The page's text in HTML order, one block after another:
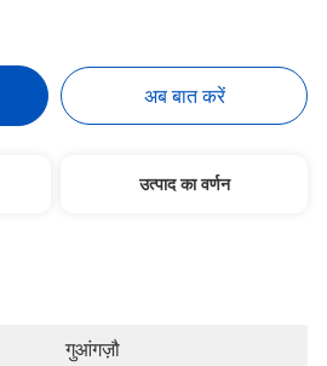
अब बात करें
उत्पाद का वर्णन
गुआंगज़ौ